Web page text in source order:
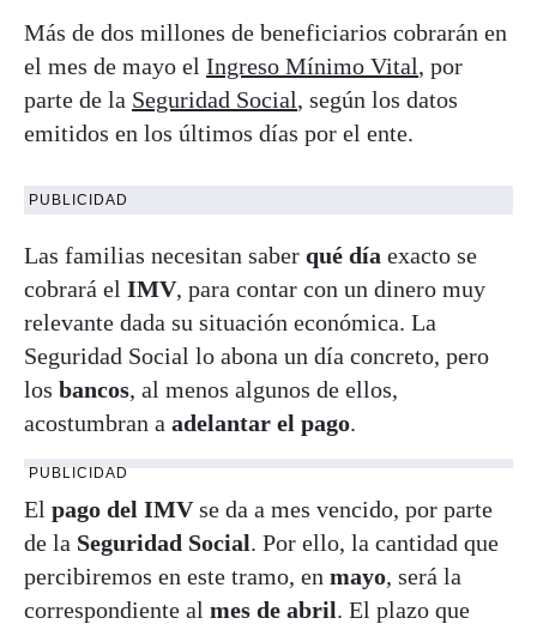
Más de dos millones de beneficiarios cobrarán en
el mes de mayo el Ingreso Mínimo Vital, por
parte de la Seguridad Social, según los datos
emitidos en los últimos días por el ente.
PUBLICIDAD
Las familias necesitan saber qué día exacto se
cobrará el IMV, para contar con un dinero muy
relevante dada su situación económica. La
Seguridad Social lo abona un día concreto, pero
los bancos, al menos algunos de ellos,
acostumbran a adelantar el pago.
PUBLICIDAD
El pago del IMVse da a mes vencido, por parte
de la Seguridad Social. Por ello, la cantidad que
percibiremos en este tramo, en mayo, será la
correspondiente al mes de abril. El plazo que